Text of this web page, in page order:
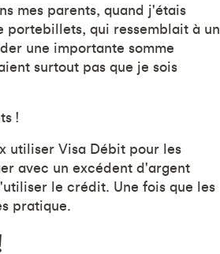
mes parents, quand j'étais
portebillets, qui ressemblait à un
une importante somme
surtout pas que je sois
!
utiliser Visa Débit pour les
avec un excédent d'argent
le crédit. Une fois que les
pratique.